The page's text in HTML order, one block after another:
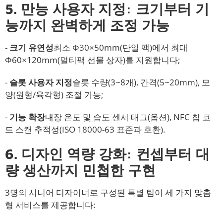
5. 만능 사용자 지정: 크기부터 기
능까지 완벽하게 조정 가능
- 크기 유연성최소 Φ30×50mm(단일 팩)에서 최대
Φ60×120mm(멀티팩 선물 상자)를 지원합니다;
- 슬롯 사용자 지정슬롯 수량(3~8개), 간격(5~20mm), 모
양(원형/육각형) 조절 가능;
- 기능 확장내장 온도 및 습도 센서 태그(옵션), NFC 칩 코
드 스캔 추적성(ISO 18000-63 표준과 호환).
6. 디자인 역량 강화: 컨셉부터 대
량 생산까지 민첩한 구현
3명의 시니어 디자이너로 구성된 특별 팀이 세 가지 맞춤
형 서비스를 제공합니다: